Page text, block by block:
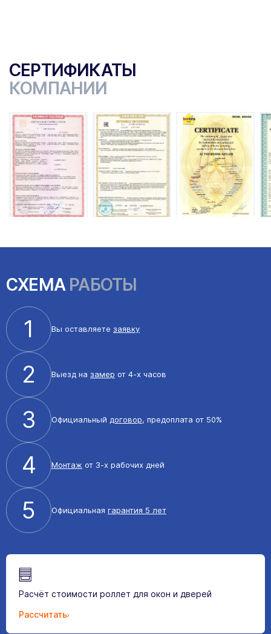
СЕРТИФИКАТЫ
КОМПАНИИ
СХЕМАРАБОТЫ
1 Вы оставляете заявку
2 Выезд на замер от 4-х часов
3 Официальный договор, предоплата от 50%
4 Монтаж от 3-х рабочих дней
5 Официальная гарантия 5 лет
Расчёт стоимости роллет для окон и дверей
Рассчитать